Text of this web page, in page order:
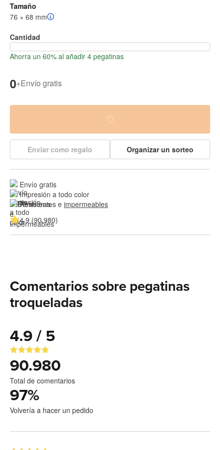
Tamaño
76 × 68 mm
Cantidad
Ahorra un 60% al añadir 4 pegatinas
0+Envío gratis
Enviar como regalo Organizar un sorteo
Envío gratis
Impresión a todo color
Resistentes e impermeables
4.9 (90.980)
Comentarios sobre pegatinas
troqueladas
4.9 / 5
90.980
Total de comentarios
97%
Volvería a hacer un pedido